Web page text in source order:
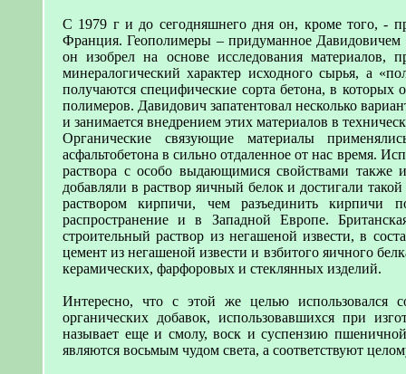
С 1979 г и до сегодняшнего дня он, кроме того, -
Франция. Геополимеры – придуманное Давидовичем
он изобрел на основе исследования материалов,
минералогический характер исходного сырья, а
получаются специфические сорта бетона, в
полимеров. Давидович запатентовал несколько
и занимается внедрением этих материалов в
Органические связующие материалы
асфальтобетона в сильно отдаленное от нас время.
раствора с особо выдающимися свойствами также
добавляли в раствор яичный белок и достигали
раствором кирпичи, чем разъединить кирпичи
распространение и в Западной Европе.
строительный раствор из негашеной извести, в
цемент из негашеной извести и взбитого яичного
керамических, фарфоровых и стеклянных изделий.
Интересно, что с этой же целью использовался
органических добавок, использовавшихся при
называет еще и смолу, воск и суспензию
являются восьмым чудом света, а соответствуют